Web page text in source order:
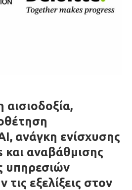
ανάγκη ενίσχυσης
και αναβάθμισης
υπηρεσιών
τις εξελίξεις στον